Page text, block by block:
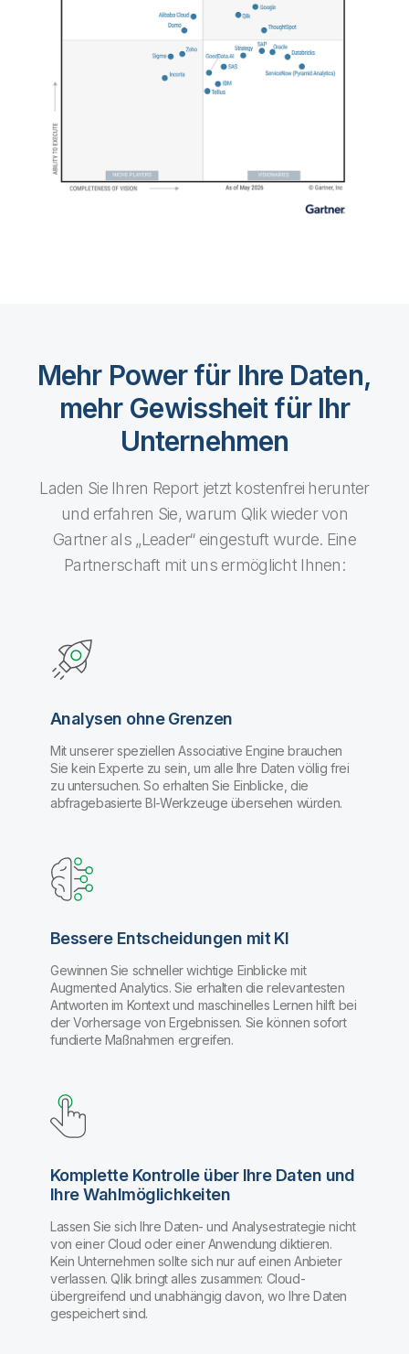
Mehr Power für Ihre Daten,
mehr Gewissheit für Ihr
Unternehmen
Laden Sie Ihren Report jetzt kostenfrei herunter
und erfahren Sie, warum Qlik wieder von
Gartner als „Leader“ eingestuft wurde. Eine
Partnerschaft mit uns ermöglicht Ihnen:
Analysen ohne Grenzen
Mit unserer speziellen Associative Engine brauchen
Sie kein Experte zu sein, um alle Ihre Daten völlig frei
zu untersuchen. So erhalten Sie Einblicke, die
abfragebasierte BI-Werkzeuge übersehen würden.
Bessere Entscheidungen mit KI
Gewinnen Sie schneller wichtige Einblicke mit
Augmented Analytics. Sie erhalten die relevantesten
Antworten im Kontext und maschinelles Lernen hilft bei
der Vorhersage von Ergebnissen. Sie können sofort
fundierte Maßnahmen ergreifen.
Komplette Kontrolle über Ihre Daten und
Ihre Wahlmöglichkeiten
Lassen Sie sich Ihre Daten- und Analysestrategie nicht
von einer Cloud oder einer Anwendung diktieren.
Kein Unternehmen sollte sich nur auf einen Anbieter
verlassen. Qlik bringt alles zusammen: Cloud-
übergreifend und unabhängig davon, wo Ihre Daten
gespeichert sind.